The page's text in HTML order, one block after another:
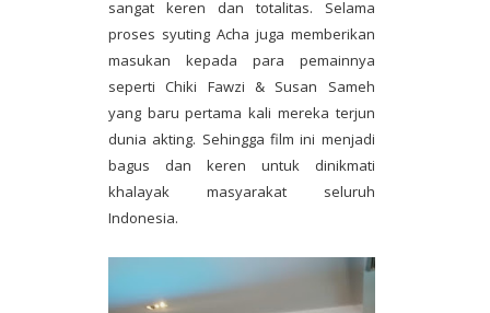
sangat keren dan totalitas. Selama
proses syuting Acha juga memberikan
masukan kepada para pemainnya
seperti Chiki Fawzi & Susan Sameh
yang baru pertama kali mereka terjun
dunia akting. Sehingga film ini menjadi
bagus dan keren untuk dinikmati
khalayak masyarakat seluruh
Indonesia.